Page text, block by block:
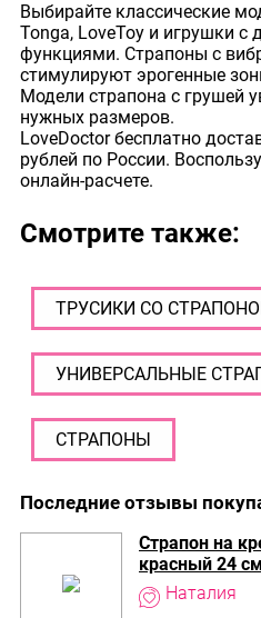
Выбирайте классические
Tonga, LoveToy и игрушки с
функциями. Страпоны с
стимулируют эрогенные
Модели страпона с грушей
нужных размеров.
LoveDoctor бесплатно
рублей по России.
онлайн-расчете.
Смотрите также:
ТРУСИКИ СО
УНИВЕРСАЛЬНЫЕ
СТРАПОНЫ
Последние отзывы
Страпон на
красный 24 см